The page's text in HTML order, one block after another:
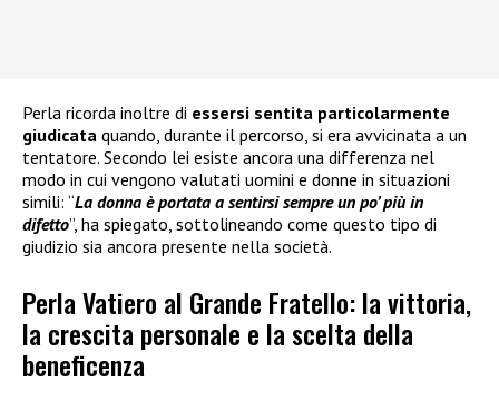
Perla ricorda inoltre di essersi sentita particolarmente
giudicata quando, durante il percorso, si era avvicinata a un
tentatore. Secondo lei esiste ancora una differenza nel
modo in cui vengono valutati uomini e donne in situazioni
simili: “La donna è portata a sentirsi sempre un po’ più in
difetto”, ha spiegato, sottolineando come questo tipo di
giudizio sia ancora presente nella società.
Perla Vatiero al Grande Fratello: la vittoria,
la crescita personale e la scelta della
beneficenza